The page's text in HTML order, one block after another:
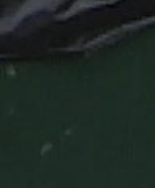
VÁROSHÁZA
ÖNKORMÁNYZAT